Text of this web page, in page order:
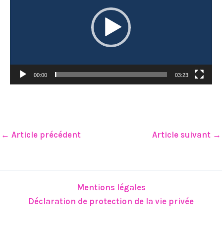
00:00 03:23
← Article précédent Article suivant →
Mentions légales
Déclaration de protection de la vie privée